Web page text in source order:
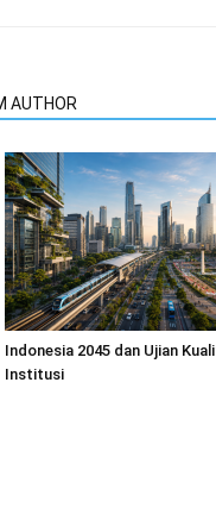
AUTHOR
Indonesia 2045 dan Ujian
Institusi